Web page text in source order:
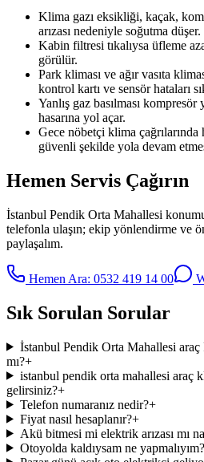
Klima gazı eksikliği, kaçak,
arızası nedeniyle soğutma düşer.
Kabin filtresi tıkalıysa üfleme
görülür.
Park kliması ve ağır vasıta
kontrol kartı ve sensör hataları
Yanlış gaz basılması kompresör
hasarına yol açar.
Gece nöbetçi klima çağrılarında
güvenli şekilde yola devam
Hemen Servis Çağırın
İstanbul Pendik Orta Mahallesi
telefonla ulaşın; ekip yönlendirme ve
paylaşalım.
Hemen Ara: 0532 419 14 00
Sık Sorulan Sorular
İstanbul Pendik Orta Mahallesi
mı?+
istanbul pendik orta mahallesi araç
gelirsiniz?+
Telefon numaranız nedir?+
Fiyat nasıl hesaplanır?+
Akü bitmesi mi elektrik arızası mı
Otoyolda kaldıysam ne yapmalıyım?